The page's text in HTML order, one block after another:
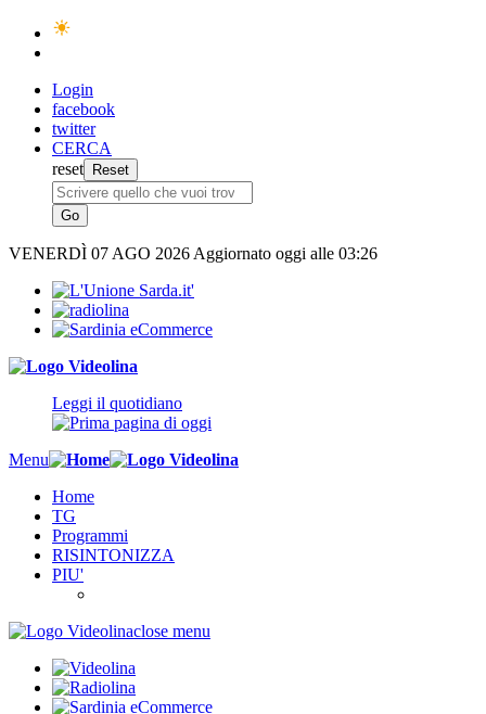
Login
facebook
twitter
CERCA
reset
VENERDÌ 07 AGO 2026 Aggiornato oggi alle 03:26
Leggi il quotidiano
Menu
Home
TG
Programmi
RISINTONIZZA
PIU'
close menu